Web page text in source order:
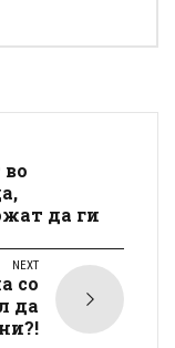
да ги
NEXT
со
да